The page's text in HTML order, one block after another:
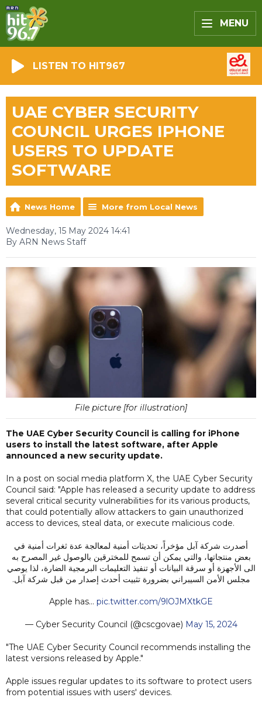
MENU
LISTEN TO HIT967
UAE CYBER SECURITY
COUNCIL URGES IPHONE
USERS TO UPDATE
SOFTWARE
News Home More from Local News
Wednesday, 15 May 2024 14:41
By ARN News Staff
File picture [for illustration]
The UAE Cyber Security Council is calling for iPhone
users to install the latest software, after Apple
announced a new security update.
In a post on social media platform X, the UAE Cyber Security
Council said: "Apple has released a security update to address
several critical security vulnerabilities for its various products,
that could potentially allow attackers to gain unauthorized
access to devices, steal data, or execute malicious code.
أصدرت شركة آبل مؤخراً، تحديثات أمنية لمعالجة عدة ثغرات أمنية في
بعض منتجاتها، والتي يمكن أن تسمح للمخترقين بالوصول غير المصرح به
الى الأجهزة أو سرقة البيانات أو تنفيذ التعليمات البرمجية الضارة، لذا يوصي
مجلس الأمن السيبراني بضرورة تثبيت أحدث إصدار من قبل شركة آبل.
Apple has… pic.twitter.com/9lOJMXtkGE
— Cyber Security Council (@cscgovae) May 15, 2024
"The UAE Cyber Security Council recommends installing the
latest versions released by Apple."
Apple issues regular updates to its software to protect users
from potential issues with users' devices.